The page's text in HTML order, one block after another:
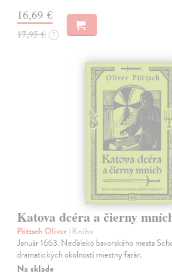
16,69 €
17,95 € ?
Katova dcéra a čierny
Pötzsch Oliver| Kniha
Január 1663. Neďaleko bavorského mesta
dramatických okolností miestny farár.
Na sklade